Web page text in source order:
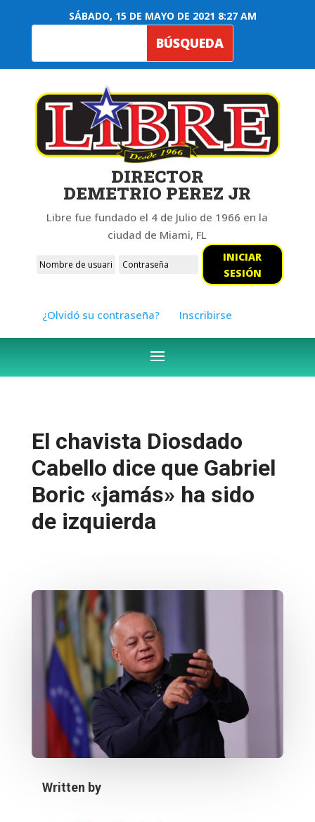
SÁBADO, 15 DE MAYO DE 2021 8:27 AM
DIRECTOR
DEMETRIO PEREZ JR
Libre fue fundado el 4 de Julio de 1966 en la
ciudad de Miami, FL
INICIAR
SESIÓN
¿Olvidó su contraseña? Inscribirse
El chavista Diosdado
Cabello dice que Gabriel
Boric «jamás» ha sido
de izquierda
Written by